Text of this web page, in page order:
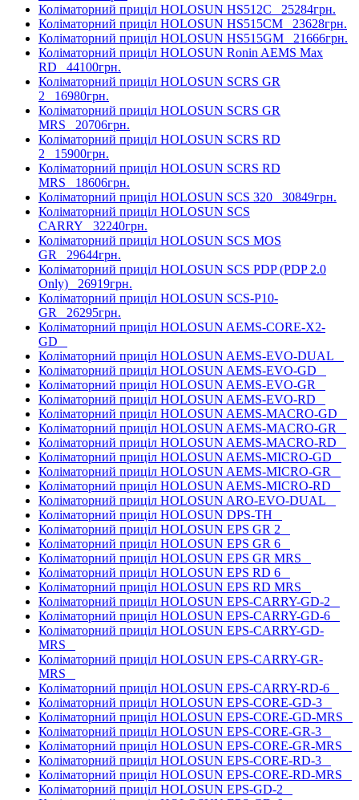
Коліматорний приціл HOLOSUN HS512C 25284грн.
Коліматорний приціл HOLOSUN HS515CM 23628грн.
Коліматорний приціл HOLOSUN HS515GM 21666грн.
Коліматорний приціл HOLOSUN Ronin AEMS Max
RD 44100грн.
Коліматорний приціл HOLOSUN SCRS GR
2 16980грн.
Коліматорний приціл HOLOSUN SCRS GR
MRS 20706грн.
Коліматорний приціл HOLOSUN SCRS RD
2 15900грн.
Коліматорний приціл HOLOSUN SCRS RD
MRS 18606грн.
Коліматорний приціл HOLOSUN SCS 320 30849грн.
Коліматорний приціл HOLOSUN SCS
CARRY 32240грн.
Коліматорний приціл HOLOSUN SCS MOS
GR 29644грн.
Коліматорний приціл HOLOSUN SCS PDP (PDP 2.0
Only) 26919грн.
Коліматорний приціл HOLOSUN SCS-P10-
GR 26295грн.
Коліматорний приціл HOLOSUN AEMS-CORE-X2-
GD
Коліматорний приціл HOLOSUN AEMS-EVO-DUAL
Коліматорний приціл HOLOSUN AEMS-EVO-GD
Коліматорний приціл HOLOSUN AEMS-EVO-GR
Коліматорний приціл HOLOSUN AEMS-EVO-RD
Коліматорний приціл HOLOSUN AEMS-MACRO-GD
Коліматорний приціл HOLOSUN AEMS-MACRO-GR
Коліматорний приціл HOLOSUN AEMS-MACRO-RD
Коліматорний приціл HOLOSUN AEMS-MICRO-GD
Коліматорний приціл HOLOSUN AEMS-MICRO-GR
Коліматорний приціл HOLOSUN AEMS-MICRO-RD
Коліматорний приціл HOLOSUN ARO-EVO-DUAL
Коліматорний приціл HOLOSUN DPS-TH
Коліматорний приціл HOLOSUN EPS GR 2
Коліматорний приціл HOLOSUN EPS GR 6
Коліматорний приціл HOLOSUN EPS GR MRS
Коліматорний приціл HOLOSUN EPS RD 6
Коліматорний приціл HOLOSUN EPS RD MRS
Коліматорний приціл HOLOSUN EPS-CARRY-GD-2
Коліматорний приціл HOLOSUN EPS-CARRY-GD-6
Коліматорний приціл HOLOSUN EPS-CARRY-GD-
MRS
Коліматорний приціл HOLOSUN EPS-CARRY-GR-
MRS
Коліматорний приціл HOLOSUN EPS-CARRY-RD-6
Коліматорний приціл HOLOSUN EPS-CORE-GD-3
Коліматорний приціл HOLOSUN EPS-CORE-GD-MRS
Коліматорний приціл HOLOSUN EPS-CORE-GR-3
Коліматорний приціл HOLOSUN EPS-CORE-GR-MRS
Коліматорний приціл HOLOSUN EPS-CORE-RD-3
Коліматорний приціл HOLOSUN EPS-CORE-RD-MRS
Коліматорний приціл HOLOSUN EPS-GD-2